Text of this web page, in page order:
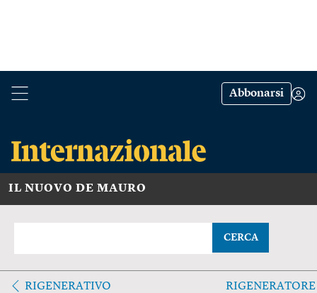
Abbonarsi
IL NUOVO DE MAURO
CERCA
RIGENERATIVO RIGENERATORE